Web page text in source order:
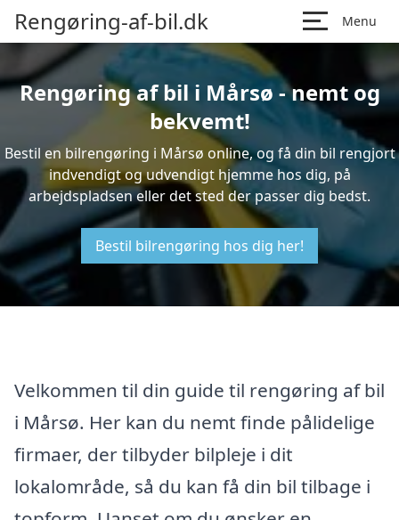
Rengøring-af-bil.dk Menu
Rengøring af bil i Mårsø - nemt og
bekvemt!
Bestil en bilrengøring i Mårsø online, og få din bil rengjort
indvendigt og udvendigt hjemme hos dig, på
arbejdspladsen eller det sted der passer dig bedst.
Bestil bilrengøring hos dig her!
Velkommen til din guide til rengøring af bil
i Mårsø. Her kan du nemt finde pålidelige
firmaer, der tilbyder bilpleje i dit
lokalområde, så du kan få din bil tilbage i